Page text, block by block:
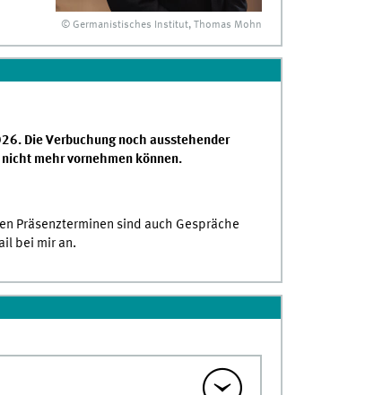
© Germanistisches Institut, Thomas Mohn
Die Verbuchung noch ausstehender
mehr vornehmen können.
Präsenzterminen sind auch Gespräche
bei mir an.